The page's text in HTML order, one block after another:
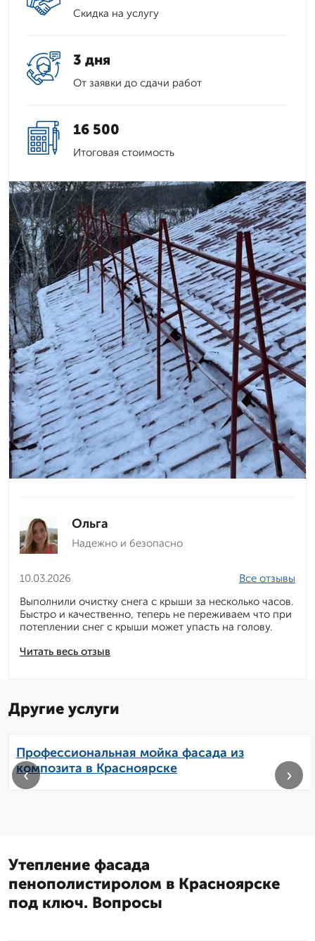
Скидка на услугу
3 дня
От заявки до сдачи работ
16 500
Итоговая стоимость
Ольга
Надежно и безопасно
10.03.2026
Читать весь отзыв
Все отзывы
Выполнили очистку снега с крыши за несколько часов.
Быстро и качественно, теперь не переживаем что при
потеплении снег с крыши может упасть на голову.
Другие услуги
Профессиональная мойка фасада из
композита в Красноярске
‹ ›
Утепление фасада
пенополистиролом в Красноярске
под ключ. Вопросы